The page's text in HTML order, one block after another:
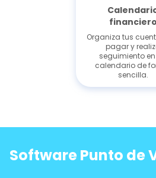
financiero
Organiza tus
pagar y
seguimiento
calendario de
sencilla.
Software Punto de